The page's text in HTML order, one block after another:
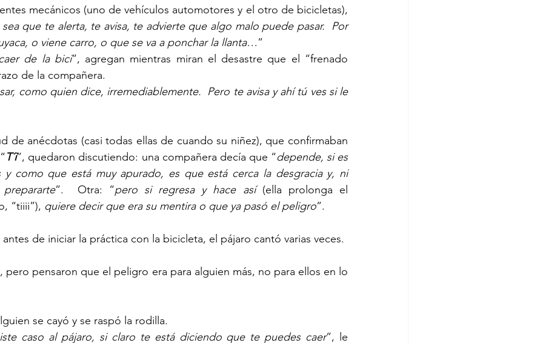
mecánicos (uno de vehículos automotores y el otro de bicicletas),
que te alerta, te avisa, te advierte que algo malo puede pasar.  Por
o viene carro, o que se va a ponchar la llanta…”
de la bici”, agregan mientras miran el desastre que el “frenado
de la compañera.
como quien dice, irremediablemente.  Pero te avisa y ahí tú ves si le
de anécdotas (casi todas ellas de cuando su niñez), que confirmaban
T´i”, quedaron discutiendo: una compañera decía que “depende, si es
y como que está muy apurado, es que está cerca la desgracia y, ni
”.  Otra: “pero si regresa y hace así (ella prolonga el
“tiiii”), quiere decir que era su mentira o que ya pasó el peligro”.
pero pensaron que el peligro era para alguien más, no para ellos en lo
se cayó y se raspó la rodilla.
caso al pájaro, si claro te está diciendo que te puedes caer”, le